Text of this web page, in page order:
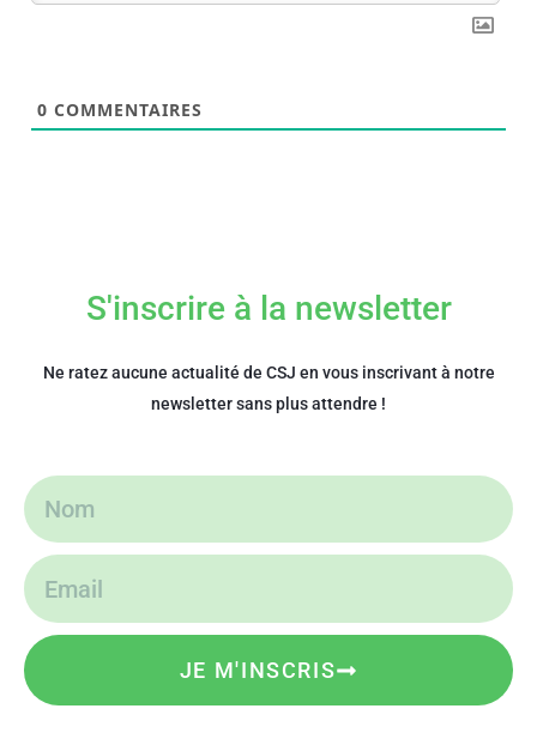
0 COMMENTAIRES
S'inscrire à la newsletter
Ne ratez aucune actualité de CSJ en vous inscrivant à notre
newsletter sans plus attendre !
JE M'INSCRIS